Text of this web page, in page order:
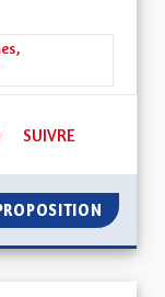
transitions
49 ABONNÉS
SUIVRE